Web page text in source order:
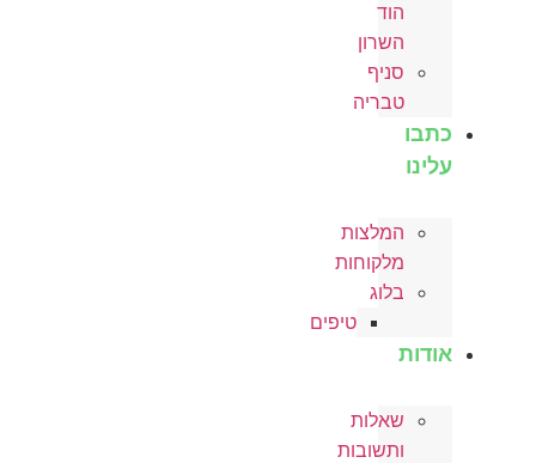
הוד
השרון
סניף
טבריה
כתבו
עלינו
המלצות
מלקוחות
בלוג
טיפים
אודות
שאלות
ותשובות